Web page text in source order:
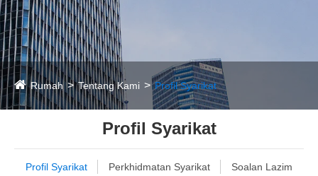
Rumah Tentang Kami Profil Syarikat
Profil Syarikat
Profil Syarikat Perkhidmatan Syarikat Soalan Lazim